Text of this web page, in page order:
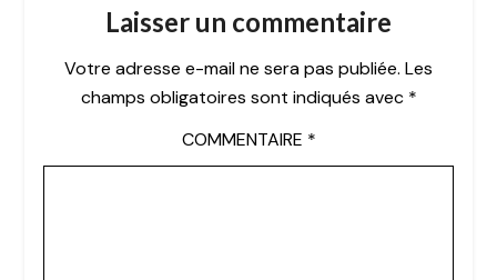
Laisser un commentaire
Votre adresse e-mail ne sera pas publiée. Les
champs obligatoires sont indiqués avec *
COMMENTAIRE *